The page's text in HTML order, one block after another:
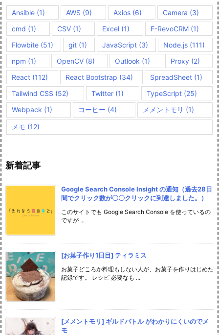
Ansible (1) AWS (9) Axios(6) Camera (3)
cmd (1) CSV (1) Excel (1) F-RevoCRM (1)
Flowbite (51) git (1) JavaScript (3) Node.js (111)
npm (1) OpenCV(8) Outlook (1) Proxy (2)
React (112) React Bootstrap (34) SpreadSheet (1)
Tailwind CSS (52) Twitter (1) TypeScript (25)
Webpack (1) コーヒー (4) メメントモリ (1)
メモ (12)
新着記事
Google Search Console Insight の通知（過去28日
間でクリック数が〇〇クリックに到達しました。）
このサイトでも Google Search Console を使っているの
ですが ...
[お菓子作り1日目] ティラミス
お菓子どころか料理もしない人が、お菓子を作りはじめた
記録です。 レシピ 必要なも ...
[メメントモリ] ギルドバトル がわかりにくいのでメ
モ